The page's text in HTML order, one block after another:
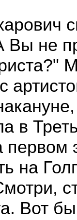
Вы не
в
первом
на
Вот